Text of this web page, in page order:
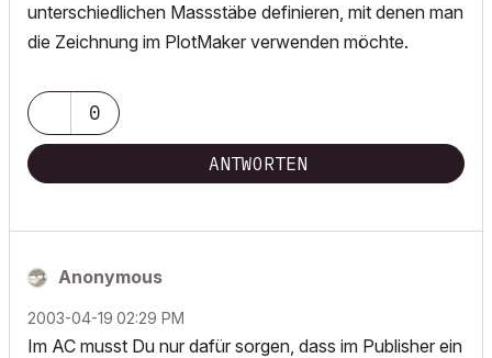
unterschiedlichen Massstäbe definieren, mit denen man
die Zeichnung im PlotMaker verwenden möchte.
0
ANTWORTEN
Anonymous
‎2003-04-19 02:29 PM
Im AC musst Du nur dafür sorgen, dass im Publisher ein